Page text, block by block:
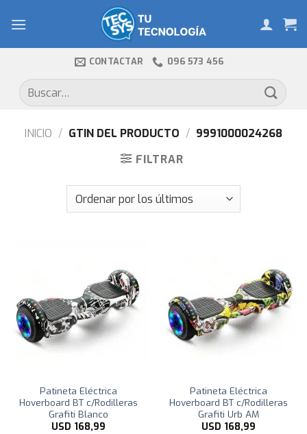
CONTACTAR 096 573 456
Buscar
por:
INICIO / GTIN DEL PRODUCTO / 9991000024268
FILTRAR
Patineta Eléctrica
Hoverboard BT c/Rodilleras
Grafiti Blanco
USD 168,99
Patineta Eléctrica
Hoverboard BT c/Rodilleras
Grafiti Urb AM
USD 168,99